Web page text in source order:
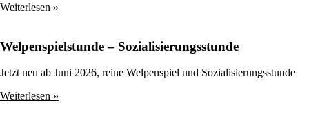
Weiterlesen »
Welpenspielstunde – Sozialisierungsstunde
Jetzt neu ab Juni 2026, reine Welpenspiel und Sozialisierungsstunde
Weiterlesen »